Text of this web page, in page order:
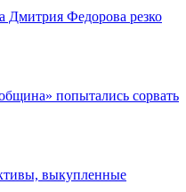
Дмитрия Федорова резко
попытались сорвать
выкупленные